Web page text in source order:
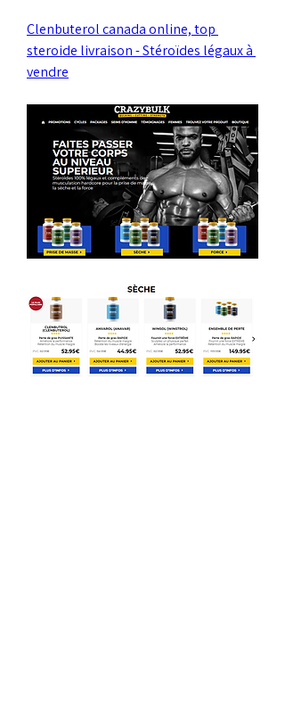
Clenbuterol canada online, top
steroide livraison - Stéroïdes légaux à
vendre